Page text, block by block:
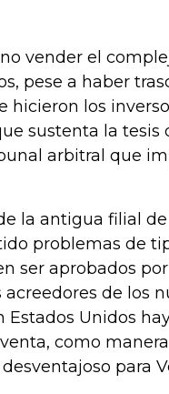
vender el
pese a haber
hicieron los
sustenta la tesis
arbitral que
la antigua filial de
problemas de
ser aprobados
de los
Unidos
como manera
para